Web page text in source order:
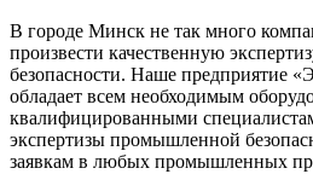
В городе Минск не так много
произвести качественную
безопасности. Наше предприятие
обладает всем необходимым
квалифицированными
экспертизы промышленной
заявкам в любых промышленных